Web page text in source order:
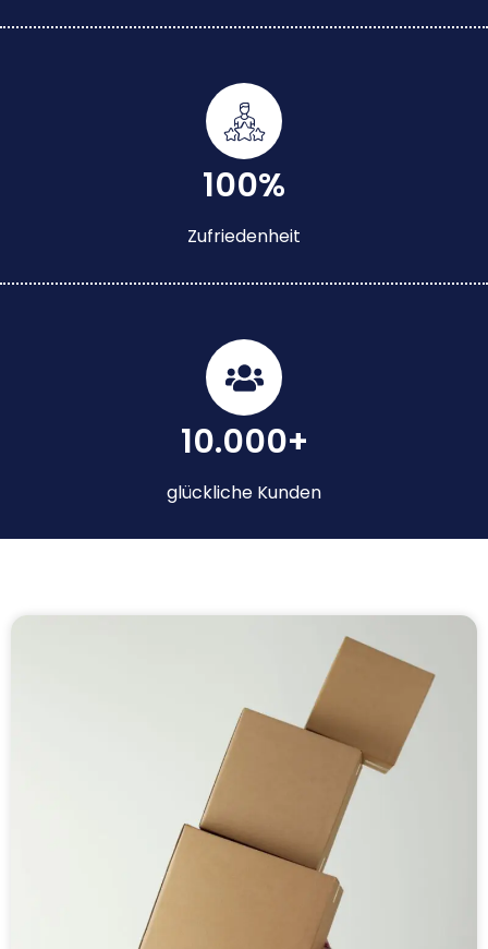
100%
Zufriedenheit
10.000+
glückliche Kunden